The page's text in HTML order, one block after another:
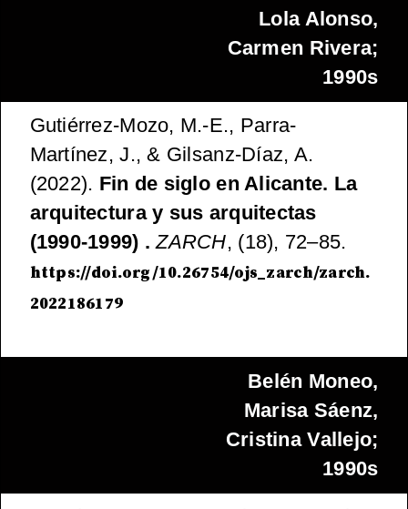
Lola Alonso,
Carmen Rivera;
1990s
Gutiérrez-Mozo, M.-E., Parra-
Martínez, J., & Gilsanz-Díaz, A.
(2022). Fin de siglo en Alicante. La
arquitectura y sus arquitectas
(1990-1999) . ZARCH, (18), 72–85.
https://doi.org/10.26754/ojs_zarch/zarch.
2022186179
Belén Moneo,
Marisa Sáenz,
Cristina Vallejo;
1990s